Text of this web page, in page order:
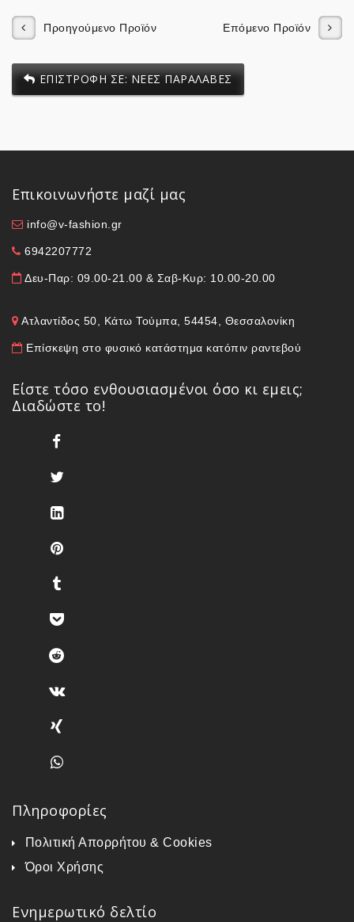
Επόμενο Προϊόν
Προηγούμενο Προϊόν
ΕΠΙΣΤΡΟΦΗ ΣΕ: ΝΕΕΣ ΠΑΡΑΛΑΒΕΣ
Επικοινωνήστε μαζί μας
info@v-fashion.gr
6942207772
Δευ-Παρ: 09.00-21.00 & Σαβ-Κυρ: 10.00-20.00
Ατλαντίδος 50, Κάτω Τούμπα, 54454, Θεσσαλονίκη
Επίσκεψη στο φυσικό κατάστημα κατόπιν ραντεβού
Είστε τόσο ενθουσιασμένοι όσο κι εμεις;
Διαδώστε το!
Πληροφορίες
Πολιτική Απορρήτου & Cookies
Όροι Χρήσης
Ενημερωτικό δελτίο